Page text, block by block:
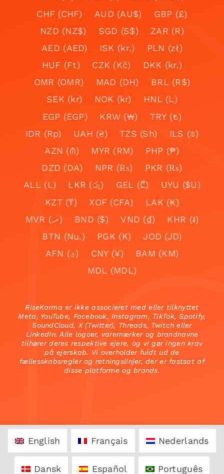
CHF (CHF)
AUD (AU$)
GBP (£)
NZD (NZ$)
SGD (S$)
ZAR (R)
AED (AED)
ISK (kr.)
PLN (zł)
HUF (Ft)
CZK (Kč)
DKK (kr.)
OMR (OMR)
MAD (DH)
BRL (R$)
SEK (kr)
NOK (kr)
HNL (L)
EGP (EGP)
KRW (₩)
TRY (₺)
IDR (Rp)
UAH (₴) TZS (Sh)
ILS (₪)
AZN (₼)
MYR (RM)
PHP (₱)
DZD (DA)
NPR (₨)
PKR (₨)
ALL (L)
LKR (රු) GEL (₾)
UYU ($U)
KZT (₸)
XOF (CFA)
LAK (₭)
MVR (.ރ)
BND ($) VND (₫)
KHR (៛)
BTN (Nu.)
PGK (K)
JOD (JD)
AFN (؋)
CNY (¥)
BAM (KM)
MDL (MDL)
RiseKarma er ikke associeret med eller tilknyttet
Meta, YouTube, Facebook, Instagram, TikTok, Spotify,
SoundCloud, X (Twitter), Threads, Twitch eller
LinkedIn. Alle logoer, varemærker og brandnavne
tilhører deres respektive ejere, og vi gør ingen krav
på ejerskab. Vi overholder fuldt ud de
fællesskabsregler og retningslinjer, der er fastsat af
disse platforme og brands.
English Français Nederlands
Dansk Español Português